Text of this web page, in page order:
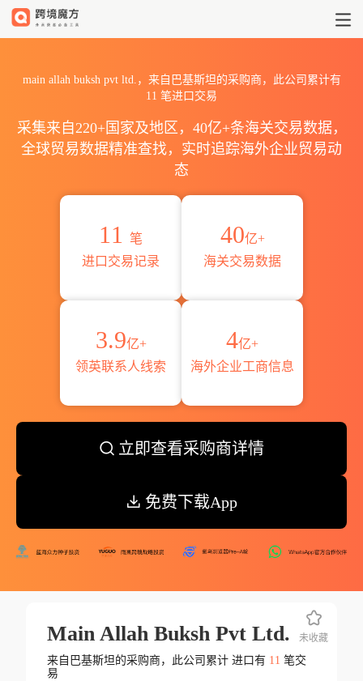
main allah buksh pvt ltd.，来自巴基斯坦的采购商，此公司累计有
11 笔进口交易
采集来自220+国家及地区，40亿+条海关交易数据，
全球贸易数据精准查找，实时追踪海外企业贸易动
态
11
笔
进口交易记录
40亿+
海关交易数据
3.9亿+
领英联系人线索
4亿+
海外企业工商信息
立即查看采购商详情
免费下载App
Main Allah Buksh Pvt Ltd.
来自巴基斯坦的采购商，此公司累计 进口有 11 笔交
易
未收藏